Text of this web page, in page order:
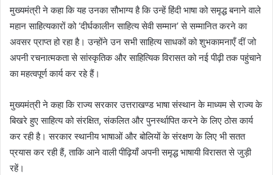
मुख्यमंत्री ने कहा कि यह उनका सौभाग्य है कि उन्हें हिंदी भाषा को समृद्ध बनाने वाले
महान साहित्यकारों को ‘दीर्घकालीन साहित्य सेवी सम्मान’ से सम्मानित करने का
अवसर प्राप्त हो रहा है। उन्होंने उन सभी साहित्य साधकों को शुभकामनाएँ दीं जो
अपनी रचनात्मकता से सांस्कृतिक और साहित्यिक विरासत को नई पीढ़ी तक पहुंचाने
का महत्वपूर्ण कार्य कर रहे हैं।
मुख्यमंत्री ने कहा कि राज्य सरकार उत्तराखण्ड भाषा संस्थान के माध्यम से राज्य के
बिखरे हुए साहित्य को संरक्षित, संकलित और पुनर्स्थापित करने के लिए ठोस कार्य
कर रही है। सरकार स्थानीय भाषाओं और बोलियों के संरक्षण के लिए भी सतत
प्रयास कर रही हैं, ताकि आने वाली पीढ़ियाँ अपनी समृद्ध भाषायी विरासत से जुड़ी
रहें।